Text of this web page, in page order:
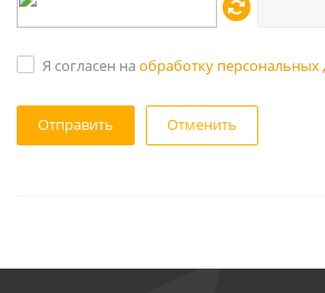
Я согласен на обработку персональных
Отменить